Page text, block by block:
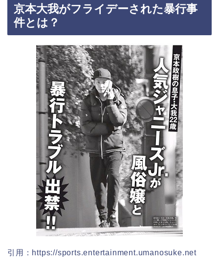
京本大我がフライデーされた暴行事
件とは？
引用：https://sports.entertainment.umanosuke.net